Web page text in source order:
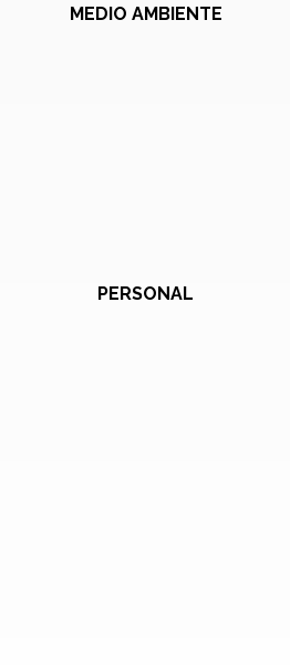
MEDIO AMBIENTE
PERSONAL